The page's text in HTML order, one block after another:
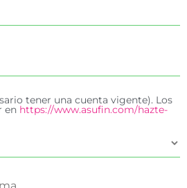
tener una cuenta vigente). Los
en https://www.asufin.com/hazte-